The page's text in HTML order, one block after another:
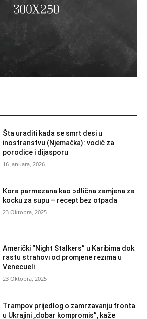
Šta uraditi kada se smrt desi u
inostranstvu (Njemačka): vodič za
porodice i dijasporu
16 Januara, 2026
Kora parmezana kao odlična zamjena za
kocku za supu – recept bez otpada
23 Oktobra, 2025
Američki “Night Stalkers” u Karibima dok
rastu strahovi od promjene režima u
Venecueli
23 Oktobra, 2025
Trampov prijedlog o zamrzavanju fronta
u Ukrajini „dobar kompromis”, kaže